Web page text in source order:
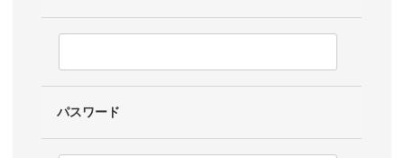
パスワード